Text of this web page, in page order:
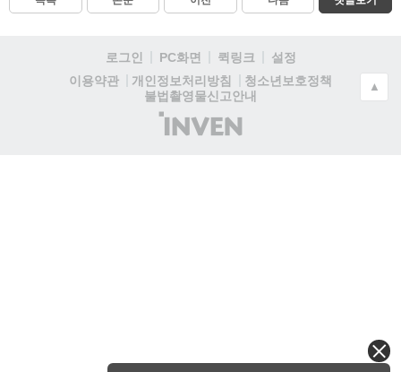
로그인 PC화면 퀵링크
설정
이용약관
개인정보처리방침
청소년보호정책
불법촬영물신고안내
(주)
인
▲